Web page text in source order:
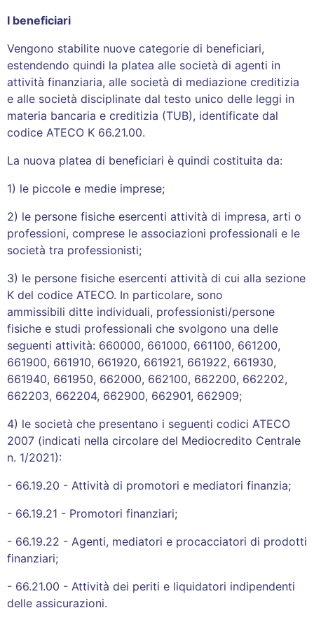
I beneficiari
Vengono stabilite nuove categorie di beneficiari,
estendendo quindi la platea alle società di agenti in
attività finanziaria, alle società di mediazione creditizia
e alle società disciplinate dal testo unico delle leggi in
materia bancaria e creditizia (TUB), identificate dal
codice ATECO K 66.21.00.
La nuova platea di beneficiari è quindi costituita da:
1) le piccole e medie imprese;
2) le persone fisiche esercenti attività di impresa, arti o
professioni, comprese le associazioni professionali e le
società tra professionisti;
3) le persone fisiche esercenti attività di cui alla sezione
K del codice ATECO. In particolare, sono
ammissibili ditte individuali, professionisti/persone
fisiche e studi professionali che svolgono una delle
seguenti attività: 660000, 661000, 661100, 661200,
661900, 661910, 661920, 661921, 661922, 661930,
661940, 661950, 662000, 662100, 662200, 662202,
662203, 662204, 662900, 662901, 662909;
4) le società che presentano i seguenti codici ATECO
2007 (indicati nella circolare del Mediocredito Centrale
n. 1/2021):
- 66.19.20 - Attività di promotori e mediatori finanzia;
- 66.19.21 - Promotori finanziari;
- 66.19.22 - Agenti, mediatori e procacciatori di prodotti
finanziari;
- 66.21.00 - Attività dei periti e liquidatori indipendenti
delle assicurazioni.